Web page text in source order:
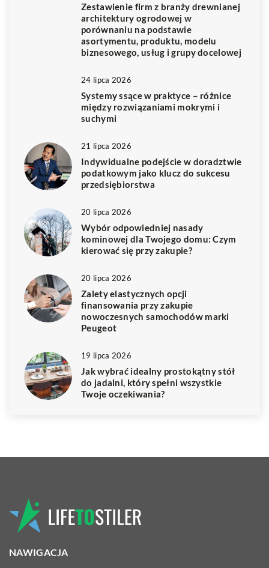
Zestawienie firm z branży drewnianej
architektury ogrodowej w
porównaniu na podstawie
asortymentu, produktu, modelu
biznesowego, usług i grupy docelowej
24 lipca 2026
Systemy ssące w praktyce – różnice
między rozwiązaniami mokrymi i
suchymi
21 lipca 2026
Indywidualne podejście w doradztwie
podatkowym jako klucz do sukcesu
przedsiębiorstwa
20 lipca 2026
Wybór odpowiedniej nasady
kominowej dla Twojego domu: Czym
kierować się przy zakupie?
20 lipca 2026
Zalety elastycznych opcji
finansowania przy zakupie
nowoczesnych samochodów marki
Peugeot
19 lipca 2026
Jak wybrać idealny prostokątny stół
do jadalni, który spełni wszystkie
Twoje oczekiwania?
NAWIGACJA